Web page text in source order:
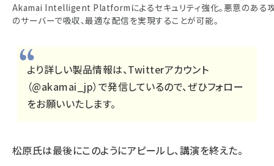
Akamai Intelligent Platformによるセキュリティ強化。悪意のある攻
のサーバーで吸収、最適な配信を実現することが可能。
より詳しい製品情報は、Twitterアカウント
（@akamai_jp）で発信しているので、ぜひフォロー
をお願いいたします。
松原氏は最後にこのようにアピールし、講演を終えた。